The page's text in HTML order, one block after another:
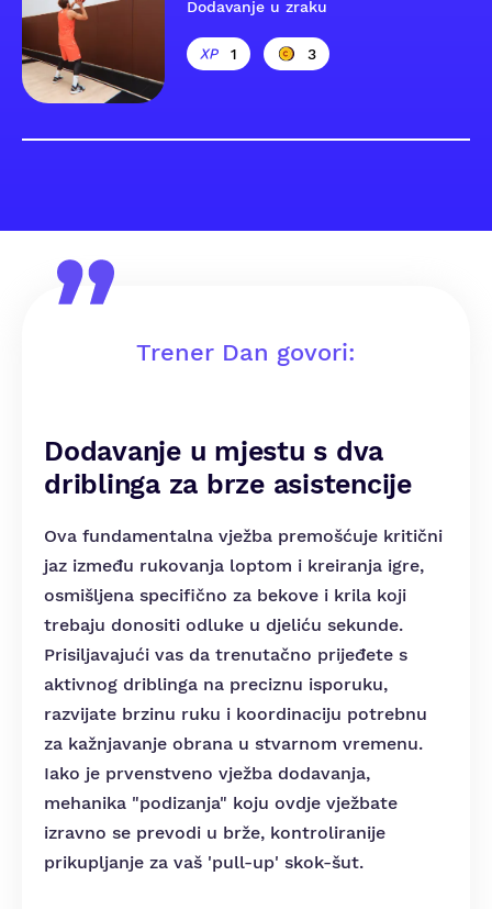
Dodavanje u zraku
1 3
Trener Dan govori:
Dodavanje u mjestu s dva
driblinga za brze asistencije
Ova fundamentalna vježba premošćuje kritični
jaz između rukovanja loptom i kreiranja igre,
osmišljena specifično za bekove i krila koji
trebaju donositi odluke u djeliću sekunde.
Prisiljavajući vas da trenutačno prijeđete s
aktivnog driblinga na preciznu isporuku,
razvijate brzinu ruku i koordinaciju potrebnu
za kažnjavanje obrana u stvarnom vremenu.
Iako je prvenstveno vježba dodavanja,
mehanika "podizanja" koju ovdje vježbate
izravno se prevodi u brže, kontroliranije
prikupljanje za vaš 'pull-up' skok-šut.